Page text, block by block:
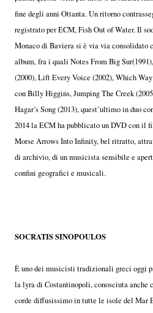
fine degli anni Ottanta. Un ritorno
registrato per ECM, Fish Out of Water. Il
Monaco di Baviera si è via via consolidato
album, fra i quali Notes From Big
(2000), Lift Every Voice (2002), Which
con Billy Higgins, Jumping The Creek
Hagar’s Song (2013), quest’ultimo in duo
2014 la ECM ha pubblicato un DVD con il
Morse Arrows Into Infinity, bel ritratto,
di archivio, di un musicista sensibile e
confini geografici e musicali.
SOCRATIS SINOPOULOS
È uno dei musicisti tradizionali greci oggi
la lyra di Costantinopoli, conosciuta anche
corde diffusissimo in tutte le isole del Mar